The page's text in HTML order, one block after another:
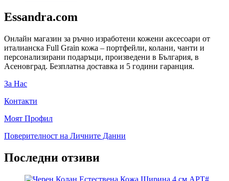
Essandra.com
Онлайн магазин за ръчно изработени кожени аксесоари от
италианска Full Grain кожа – портфейли, колани, чанти и
персонализирани подаръци, произведени в България, в
Асеновград. Безплатна доставка и 5 години гаранция.
За Нас
Контакти
Моят Профил
Поверителност на Личните Данни
Последни отзиви